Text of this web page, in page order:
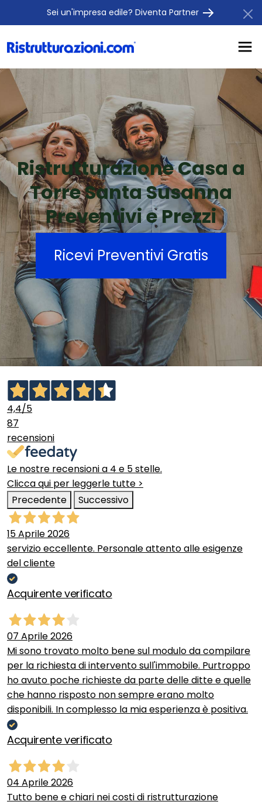
Sei un'impresa edile? Diventa Partner
Ristrutturazione Casa a
Torre Santa Susanna
Preventivi e Prezzi
Ricevi Preventivi Gratis
4,4/5
87
recensioni
Le nostre recensioni a 4 e 5 stelle.
Clicca qui per leggerle tutte >
Precedente
Successivo
15 Aprile 2026
servizio eccellente. Personale attento alle esigenze
del cliente
Acquirente verificato
07 Aprile 2026
Mi sono trovato molto bene sul modulo da compilare
per la richiesta di intervento sull'immobile. Purtroppo
ho avuto poche richieste da parte delle ditte e quelle
che hanno risposto non sempre erano molto
disponibili. In complesso la mia esperienza è positiva.
Acquirente verificato
04 Aprile 2026
Tutto bene e chiari nei costi di ristrutturazione